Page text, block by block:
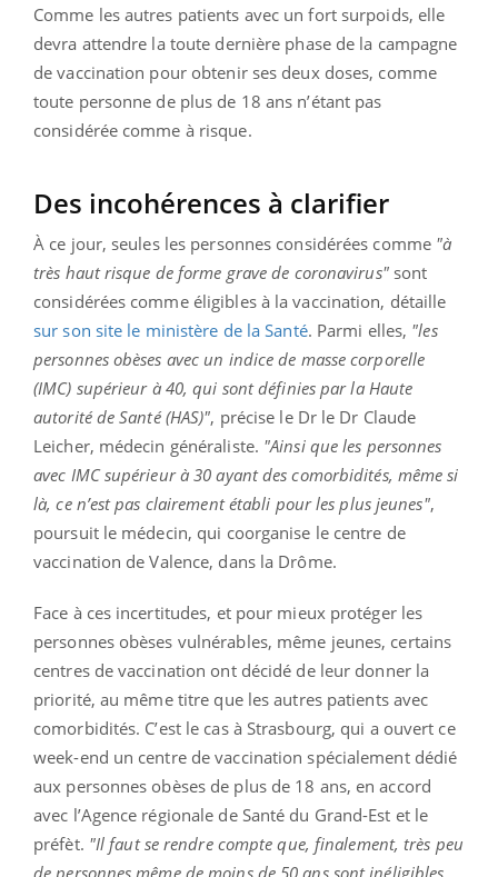
Comme les autres patients avec un fort surpoids, elle
devra attendre la toute dernière phase de la campagne
de vaccination pour obtenir ses deux doses, comme
toute personne de plus de 18 ans n’étant pas
considérée comme à risque.
Des incohérences à clarifier
À ce jour, seules les personnes considérées comme "à
très haut risque de forme grave de coronavirus"sont
considérées comme éligibles à la vaccination, détaille
sur son site le ministère de la Santé. Parmi elles, "les
personnes obèses avec un indice de masse corporelle
(IMC) supérieur à 40, qui sont définies par la Haute
autorité de Santé (HAS)", précise le Dr le Dr Claude
Leicher, médecin généraliste. "Ainsi que les personnes
avec IMC supérieur à 30 ayant des comorbidités, même si
là, ce n’est pas clairement établi pour les plus jeunes",
poursuit le médecin, qui coorganise le centre de
vaccination de Valence, dans la Drôme.
Face à ces incertitudes, et pour mieux protéger les
personnes obèses vulnérables, même jeunes, certains
centres de vaccination ont décidé de leur donner la
priorité, au même titre que les autres patients avec
comorbidités. C’est le cas à Strasbourg, qui a ouvert ce
week-end un centre de vaccination spécialement dédié
aux personnes obèses de plus de 18 ans, en accord
avec l’Agence régionale de Santé du Grand-Est et le
préfèt. "Il faut se rendre compte que, finalement, très peu
de personnes même de moins de 50 ans sont inéligibles.